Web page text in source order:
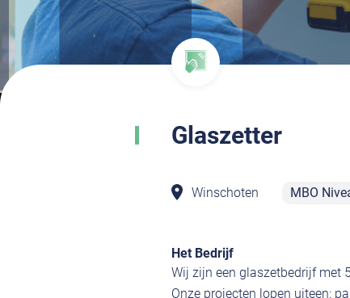
Glaszetter
Winschoten MBO
Het Bedrijf
Wij zijn een glaszetbedrijf met
Onze projecten lopen uiteen: